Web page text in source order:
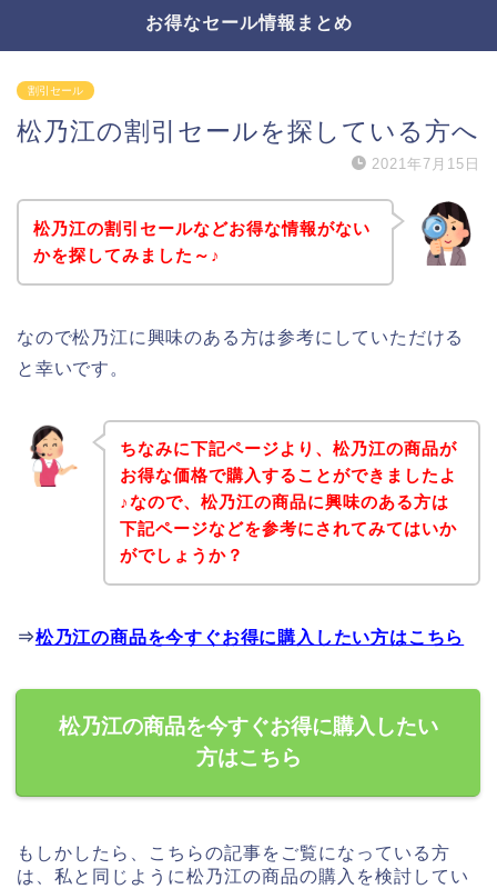
お得なセール情報まとめ
割引セール
松乃江の割引セールを探している方へ
2021年7月15日
松乃江の割引セールなどお得な情報がない
かを探してみました～♪
なので松乃江に興味のある方は参考にしていただける
と幸いです。
ちなみに下記ページより、松乃江の商品が
お得な価格で購入することができましたよ
♪なので、松乃江の商品に興味のある方は
下記ページなどを参考にされてみてはいか
がでしょうか？
⇒松乃江の商品を今すぐお得に購入したい方はこちら
松乃江の商品を今すぐお得に購入したい
方はこちら
もしかしたら、こちらの記事をご覧になっている方
は、私と同じように松乃江の商品の購入を検討してい